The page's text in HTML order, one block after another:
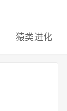
猿类进化